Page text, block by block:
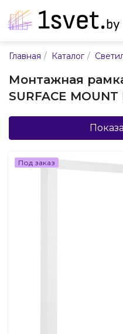
Адрес:
Время
Пн-пт
E-mail:
Главная / Каталог /
Монтажная
SURFACE
Под заказ